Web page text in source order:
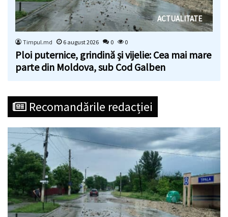
ACTUALITATE
Timpul.md 6 august 2026 0 0
Ploi puternice, grindină și vijelie: Cea mai mare
parte din Moldova, sub Cod Galben
Recomandările redacției